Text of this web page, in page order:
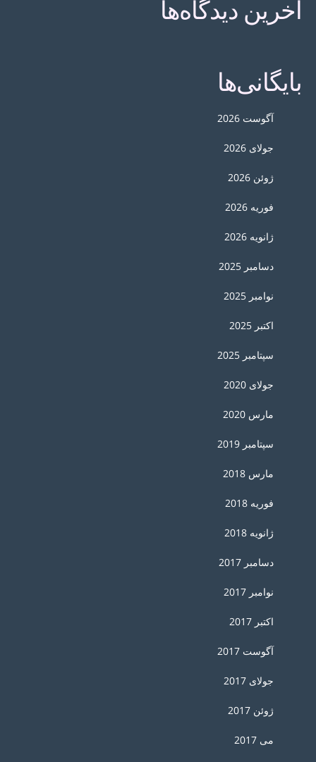
بایگانی‌ها
آگوست 2026
جولای 2026
ژوئن 2026
فوریه 2026
ژانویه 2026
دسامبر 2025
نوامبر 2025
اکتبر 2025
سپتامبر 2025
جولای 2020
مارس 2020
سپتامبر 2019
مارس 2018
فوریه 2018
ژانویه 2018
دسامبر 2017
نوامبر 2017
اکتبر 2017
آگوست 2017
جولای 2017
ژوئن 2017
می 2017